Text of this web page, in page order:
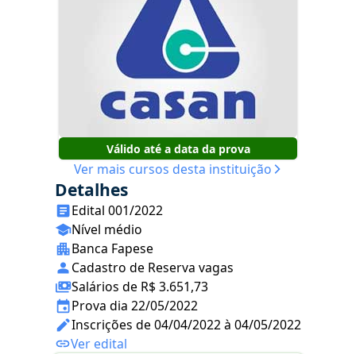
Válido até a data da prova
Ver mais cursos desta instituição
Detalhes
Edital 001/2022
Nível médio
Banca Fapese
Cadastro de Reserva vagas
Salários de R$ 3.651,73
Prova dia 22/05/2022
Inscrições de 04/04/2022 à 04/05/2022
Ver edital